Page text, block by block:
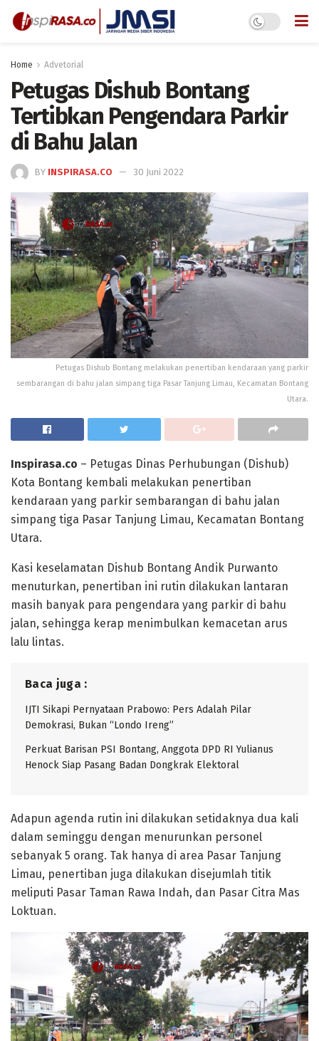
Home Advetorial
Petugas Dishub Bontang
Tertibkan Pengendara Parkir
di Bahu Jalan
BY INSPIRASA.CO 30 Juni 2022
Petugas Dishub Bontang melakukan penertiban kendaraan yang parkir
sembarangan di bahu jalan simpang tiga Pasar Tanjung Limau, Kecamatan Bontang
Utara.
Inspirasa.co – Petugas Dinas Perhubungan (Dishub)
Kota Bontang kembali melakukan penertiban
kendaraan yang parkir sembarangan di bahu jalan
simpang tiga Pasar Tanjung Limau, Kecamatan Bontang
Utara.
Kasi keselamatan Dishub Bontang Andik Purwanto
menuturkan, penertiban ini rutin dilakukan lantaran
masih banyak para pengendara yang parkir di bahu
jalan, sehingga kerap menimbulkan kemacetan arus
lalu lintas.
Baca juga :
IJTI Sikapi Pernyataan Prabowo: Pers Adalah Pilar
Demokrasi, Bukan “Londo Ireng”
Perkuat Barisan PSI Bontang, Anggota DPD RI Yulianus
Henock Siap Pasang Badan Dongkrak Elektoral
Adapun agenda rutin ini dilakukan setidaknya dua kali
dalam seminggu dengan menurunkan personel
sebanyak 5 orang. Tak hanya di area Pasar Tanjung
Limau, penertiban juga dilakukan disejumlah titik
meliputi Pasar Taman Rawa Indah, dan Pasar Citra Mas
Loktuan.